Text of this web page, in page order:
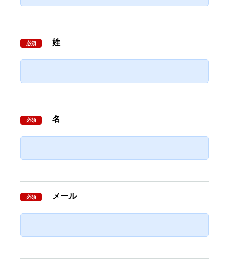
必須 姓
必須 名
必須 メール